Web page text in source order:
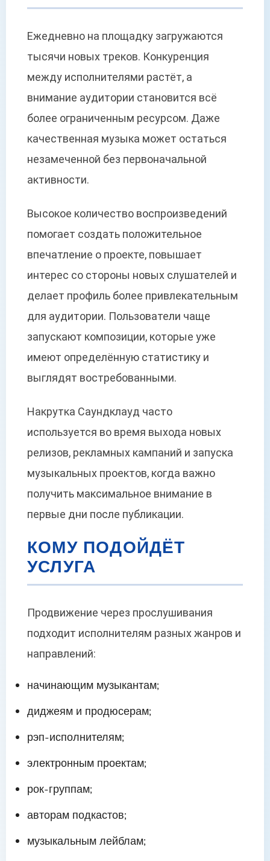
Ежедневно на площадку загружаются
тысячи новых треков. Конкуренция
между исполнителями растёт, а
внимание аудитории становится всё
более ограниченным ресурсом. Даже
качественная музыка может остаться
незамеченной без первоначальной
активности.
Высокое количество воспроизведений
помогает создать положительное
впечатление о проекте, повышает
интерес со стороны новых слушателей и
делает профиль более привлекательным
для аудитории. Пользователи чаще
запускают композиции, которые уже
имеют определённую статистику и
выглядят востребованными.
Накрутка Саундклауд часто
используется во время выхода новых
релизов, рекламных кампаний и запуска
музыкальных проектов, когда важно
получить максимальное внимание в
первые дни после публикации.
КОМУ ПОДОЙДЁТ
УСЛУГА
Продвижение через прослушивания
подходит исполнителям разных жанров и
направлений:
начинающим музыкантам;
диджеям и продюсерам;
рэп-исполнителям;
электронным проектам;
рок-группам;
авторам подкастов;
музыкальным лейблам;